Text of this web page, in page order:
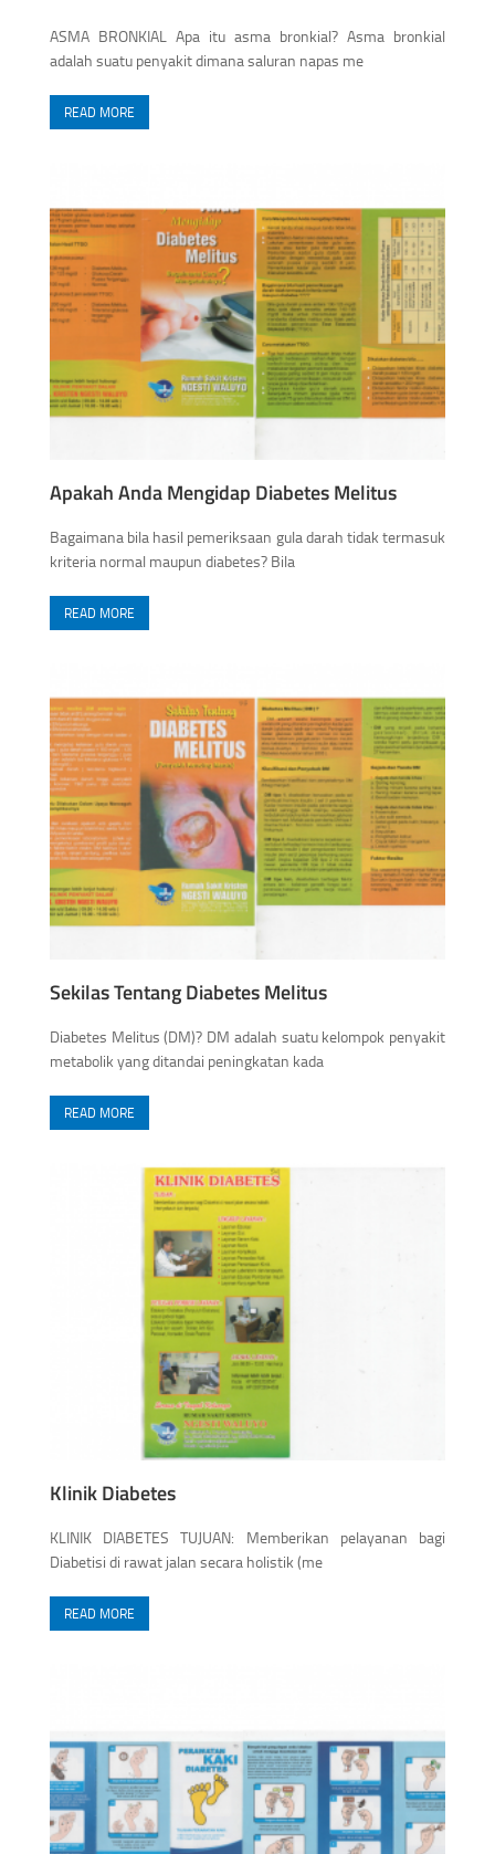
ASMA BRONKIAL Apa itu asma bronkial? Asma bronkial
adalah suatu penyakit dimana saluran napas me
READ MORE
Apakah Anda Mengidap Diabetes Melitus
Bagaimana bila hasil pemeriksaan gula darah tidak termasuk
kriteria normal maupun diabetes? Bila
READ MORE
Sekilas Tentang Diabetes Melitus
Diabetes Melitus (DM)? DM adalah suatu kelompok penyakit
metabolik yang ditandai peningkatan kada
READ MORE
Klinik Diabetes
KLINIK DIABETES TUJUAN: Memberikan pelayanan bagi
Diabetisi di rawat jalan secara holistik (me
READ MORE